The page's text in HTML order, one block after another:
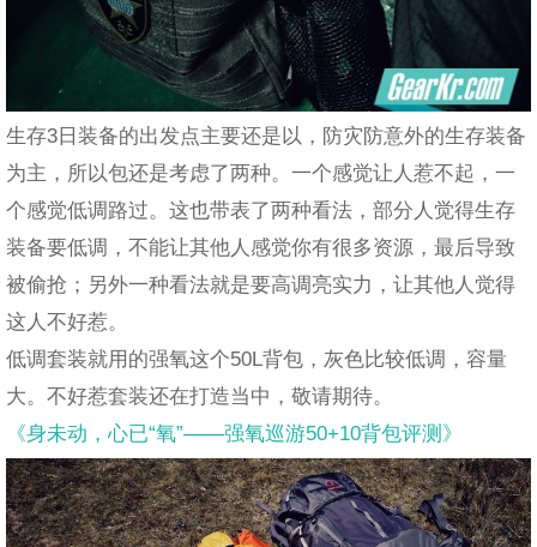
生存3日装备的出发点主要还是以，防灾防意外的生存装备
为主，所以包还是考虑了两种。一个感觉让人惹不起，一
个感觉低调路过。这也带表了两种看法，部分人觉得生存
装备要低调，不能让其他人感觉你有很多资源，最后导致
被偷抢；另外一种看法就是要高调亮实力，让其他人觉得
这人不好惹。
低调套装就用的强氧这个50L背包，灰色比较低调，容量
大。不好惹套装还在打造当中，敬请期待。
《身未动，心已“氧”——强氧巡游50+10背包评测》